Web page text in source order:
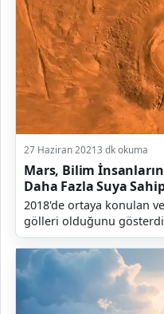
27 Haziran 20213 dk okuma
Mars, Bilim
Daha Fazla Suya
2018'de ortaya konulan
gölleri olduğunu
Express adlı bir ESA